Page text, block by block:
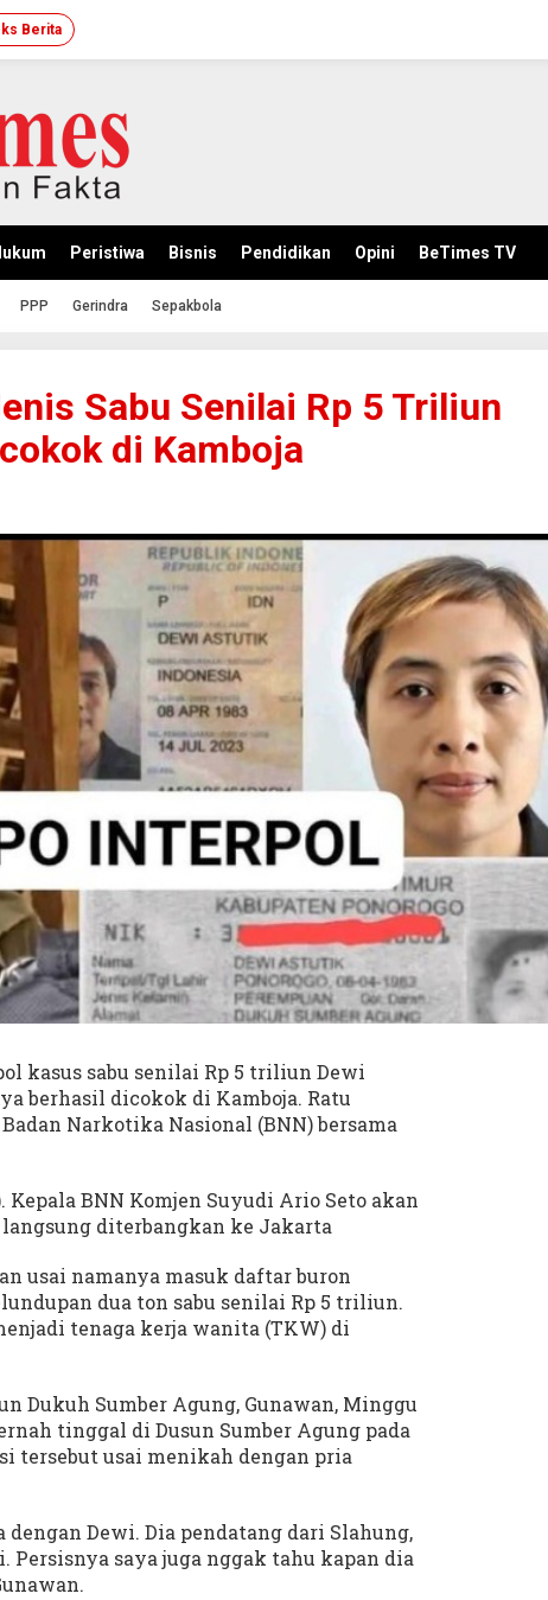
Berita
Peristiwa Bisnis Pendidikan Opini BeTimes TV
PPP Gerindra Sepakbola
Sabu Senilai Rp 5 Triliun
di Kamboja
kasus sabu senilai Rp 5 triliun Dewi
berhasil dicokok di Kamboja. Ratu
Narkotika Nasional (BNN) bersama
Kepala BNN Komjen Suyudi Ario Seto akan
diterbangkan ke Jakarta
usai namanya masuk daftar buron
dua ton sabu senilai Rp 5 triliun.
tenaga kerja wanita (TKW) di
Dukuh Sumber Agung, Gunawan, Minggu
tinggal di Dusun Sumber Agung pada
tersebut usai menikah dengan pria
dengan Dewi. Dia pendatang dari Slahung,
Persisnya saya juga nggak tahu kapan dia